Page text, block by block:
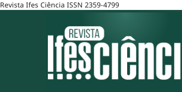
Revista Ifes Ciência ISSN 2359-4799